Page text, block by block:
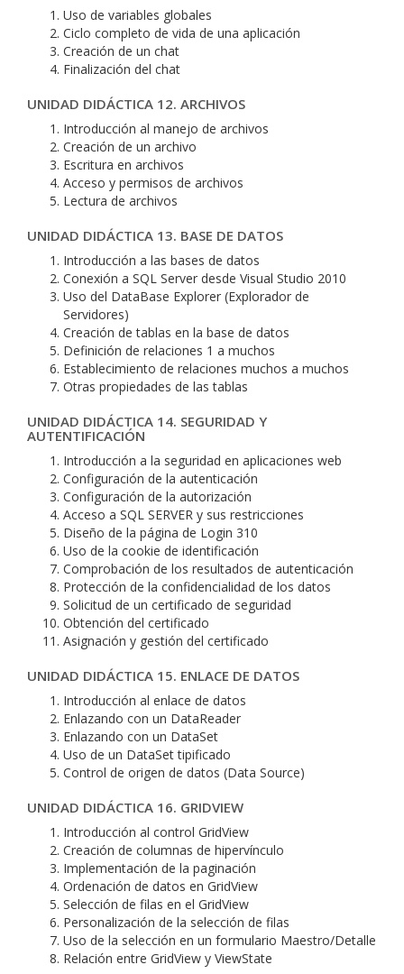
Uso de variables globales
Ciclo completo de vida de una aplicación
Creación de un chat
Finalización del chat
UNIDAD DIDÁCTICA 12. ARCHIVOS
Introducción al manejo de archivos
Creación de un archivo
Escritura en archivos
Acceso y permisos de archivos
Lectura de archivos
UNIDAD DIDÁCTICA 13. BASE DE DATOS
Introducción a las bases de datos
Conexión a SQL Server desde Visual Studio 2010
Uso del DataBase Explorer (Explorador de
Servidores)
Creación de tablas en la base de datos
Definición de relaciones 1 a muchos
Establecimiento de relaciones muchos a muchos
Otras propiedades de las tablas
UNIDAD DIDÁCTICA 14. SEGURIDAD Y
AUTENTIFICACIÓN
Introducción a la seguridad en aplicaciones web
Configuración de la autenticación
Configuración de la autorización
Acceso a SQL SERVER y sus restricciones
Diseño de la página de Login 310
Uso de la cookie de identificación
Comprobación de los resultados de autenticación
Protección de la confidencialidad de los datos
Solicitud de un certificado de seguridad
Obtención del certificado
Asignación y gestión del certificado
UNIDAD DIDÁCTICA 15. ENLACE DE DATOS
Introducción al enlace de datos
Enlazando con un DataReader
Enlazando con un DataSet
Uso de un DataSet tipificado
Control de origen de datos (Data Source)
UNIDAD DIDÁCTICA 16. GRIDVIEW
Introducción al control GridView
Creación de columnas de hipervínculo
Implementación de la paginación
Ordenación de datos en GridView
Selección de filas en el GridView
Personalización de la selección de filas
Uso de la selección en un formulario Maestro/Detalle
Relación entre GridView y ViewState